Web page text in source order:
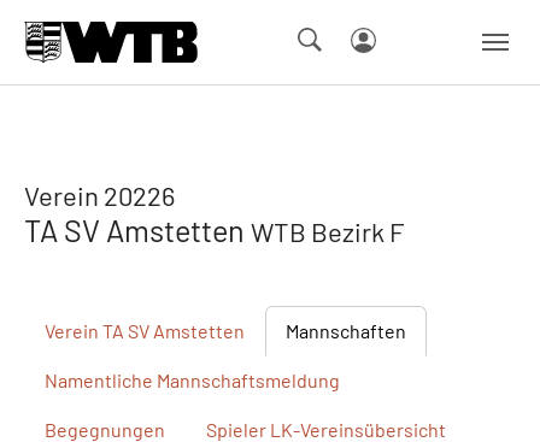
Verein 20226
TA SV Amstetten WTB Bezirk F
Verein TA SV Amstetten Mannschaften
Namentliche Mannschaftsmeldung
Begegnungen Spieler LK-Vereinsübersicht